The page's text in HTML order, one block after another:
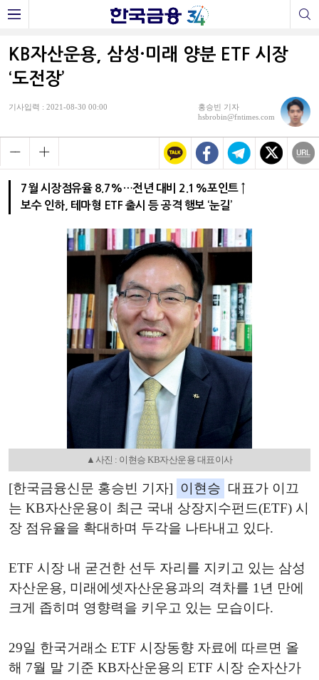
KB자산운용, 삼성·미래 양분 ETF 시장
‘도전장’
기사입력 : 2021-08-30 00:00
홍승빈 기자
hsbrobin@fntimes.com
7월 시장점유율 8.7%…전년 대비 2.1%포인트 ↑
보수 인하, 테마형 ETF 출시 등 공격 행보 ‘눈길’
▲사진 : 이현승 KB자산운용 대표이사
[한국금융신문 홍승빈 기자] 이현승 대표가 이끄
는 KB자산운용이 최근 국내 상장지수펀드(ETF) 시
장 점유율을 확대하며 두각을 나타내고 있다.
ETF 시장 내 굳건한 선두 자리를 지키고 있는 삼성
자산운용, 미래에셋자산운용과의 격차를 1년 만에
크게 좁히며 영향력을 키우고 있는 모습이다.
29일 한국거래소 ETF 시장동향 자료에 따르면 올
해 7월 말 기준 KB자산운용의 ETF 시장 순자산가